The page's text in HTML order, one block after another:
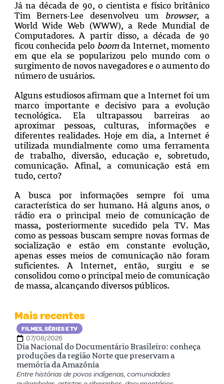
Já na década de 90, o cientista e físico britânico
Tim Berners-Lee desenvolveu um browser, a
World Wide Web (WWW), a Rede Mundial de
Computadores. A partir disso, a década de 90
ficou conhecida pelo boomda Internet, momento
em que ela se popularizou pelo mundo com o
surgimento de novos navegadores e o aumento do
número de usuários.
Alguns estudiosos afirmam que a Internet foi um
marco importante e decisivo para a evolução
tecnológica. Ela ultrapassou barreiras ao
aproximar pessoas, culturas, informações e
diferentes realidades. Hoje em dia, a Internet é
utilizada mundialmente como uma ferramenta
de trabalho, diversão, educação e, sobretudo,
comunicação. Afinal, a comunicação está em
tudo, certo?
A busca por informações sempre foi uma
característica do ser humano. Há alguns anos, o
rádio era o principal meio de comunicação de
massa, posteriormente sucedido pela TV. Mas
como as pessoas buscam sempre novas formas de
socialização e estão em constante evolução,
apenas esses meios de comunicação não foram
suficientes. A Internet, então, surgiu e se
consolidou como o principal meio de comunicação
de massa, alcançando diversos públicos.
Mais recentes
FILMES, SÉRIES E TV
07/08/2026
Dia Nacional do Documentário Brasileiro: conheça
produções da região Norte que preservam a
memória da Amazônia
Entre histórias de povos indígenas, comunidades